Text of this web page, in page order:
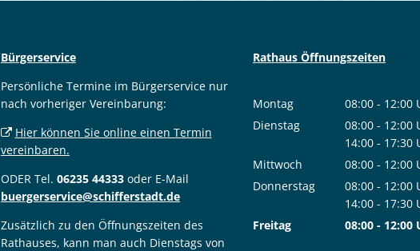
Bürgerservice
Persönliche Termine im Bürgerservice nur
nach vorheriger Vereinbarung:
Hier können Sie online einen Termin
vereinbaren.
ODER Tel. 06235 44333 oder E-Mail
buergerservice@schifferstadt.de
Zusätzlich zu den Öffnungszeiten des
Rathauses, kann man auch Dienstags von
Rathaus Öffnungszeiten
Montag 08:00 - 12:00
Von 08:00 bis
Dienstag 08:00 - 12:00
Von 08:00 bis
14:00 - 17:30
Von 14:00 bis
Mittwoch 08:00 - 12:00
Von 08:00 bis
Donnerstag 08:00 - 12:00
Von 08:00 bis
14:00 - 17:30
Von 14:00 bis
Freitag 08:00 - 12:00